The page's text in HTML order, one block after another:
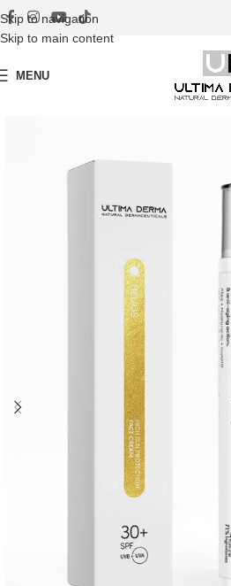
Skip to navigation
Skip to main content
MENU